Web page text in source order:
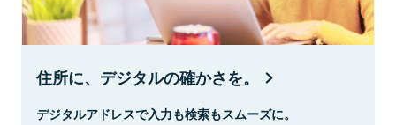
住所に、デジタルの確かさを。
デジタルアドレスで入力も検索もスムーズに。